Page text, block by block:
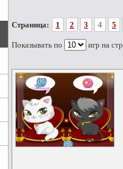
Страница: 1 2 3 4 5
Показывать по игр на